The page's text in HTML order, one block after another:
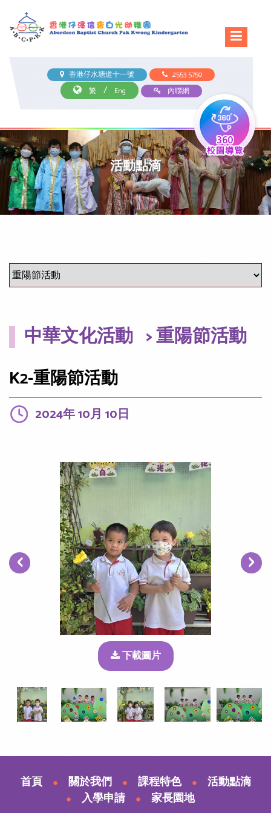
香港仔水塘道十一號
2553 5750
繁
/ Eng 內聯網
活動點滴
中華文化活動 > 重陽節活動
K2-重陽節活動
2024年 10月 10日
下載圖片
‹ ›
首頁 關於我們 課程特色
活動點滴
入學申請
家長園地